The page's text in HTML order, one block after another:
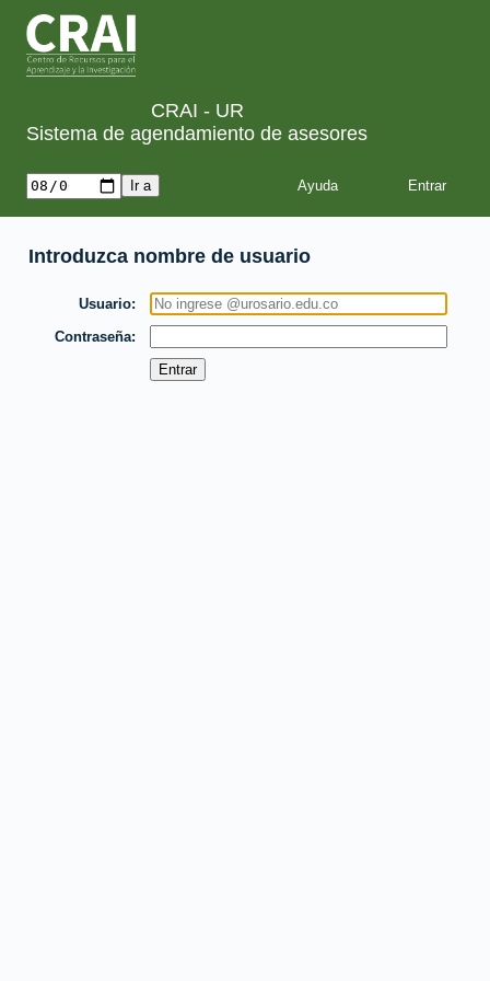
CRAI - UR
Sistema de agendamiento de asesores
Ayuda
Introduzca nombre de usuario
Usuario
Contraseña